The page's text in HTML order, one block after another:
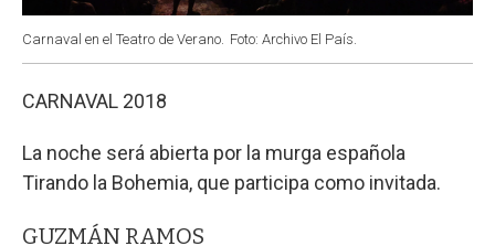
Carnaval en el Teatro de Verano. Foto: Archivo El País.
CARNAVAL 2018
La noche será abierta por la murga española
Tirando la Bohemia, que participa como invitada.
GUZMÁN RAMOS